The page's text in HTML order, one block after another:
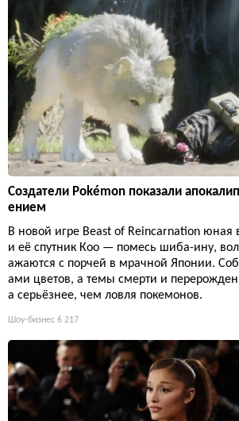
Создатели Pokémon показали
ением
В новой игре Beast of Reincarnation
и её спутник Кoo — помесь шиба-ину,
ажаются с порчей в мрачной Японии.
ами цветов, а темы смерти и
а серьёзнее, чем ловля покемонов.
Шоу-бизнес 6 217